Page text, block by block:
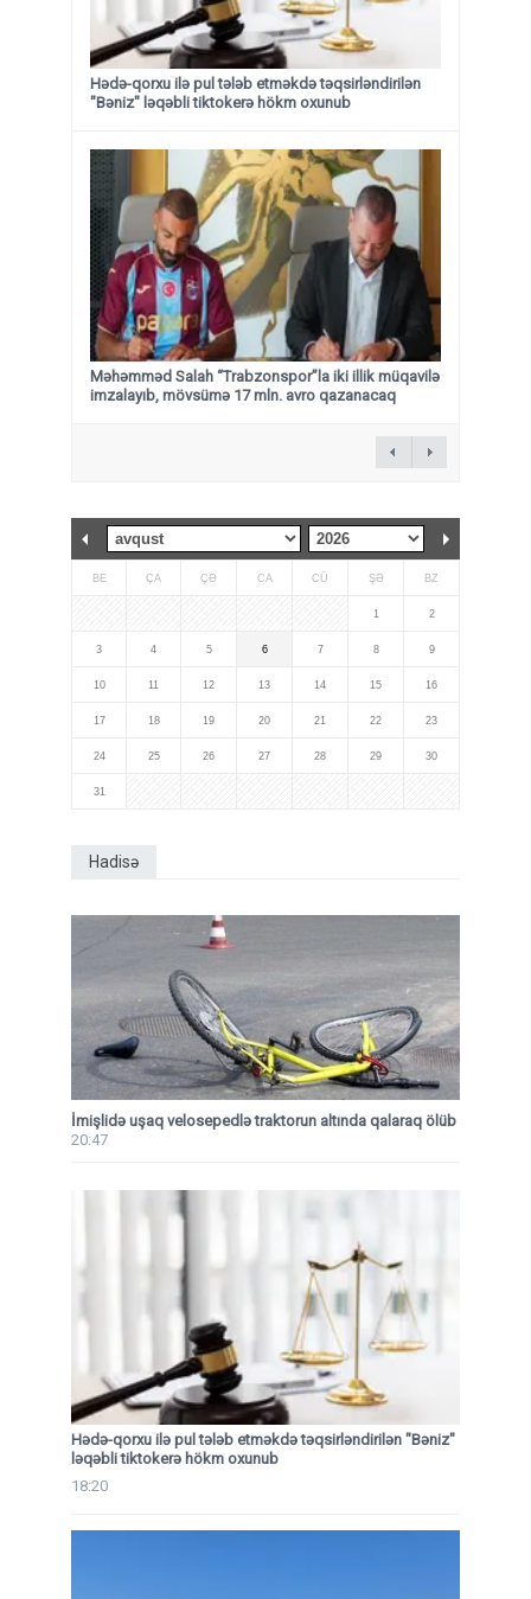
Hədə-qorxu ilə pul tələb etməkdə təqsirləndirilən
"Bəniz" ləqəbli tiktokerə hökm oxunub
Məhəmməd Salah “Trabzonspor”la iki illik müqavilə
imzalayıb, mövsümə 17 mln. avro qazanacaq
BE ÇA ÇƏ CA CÜ ŞƏ BZ
1 2
3 4 5 6 7 8 9
10 11 12 13 14 15 16
17 18 19 20 21 22 23
24 25 26 27 28 29 30
31
Hadisə
İmişlidə uşaq velosepedlə traktorun altında qalaraq ölüb
20:47
Hədə-qorxu ilə pul tələb etməkdə təqsirləndirilən "Bəniz"
ləqəbli tiktokerə hökm oxunub
18:20